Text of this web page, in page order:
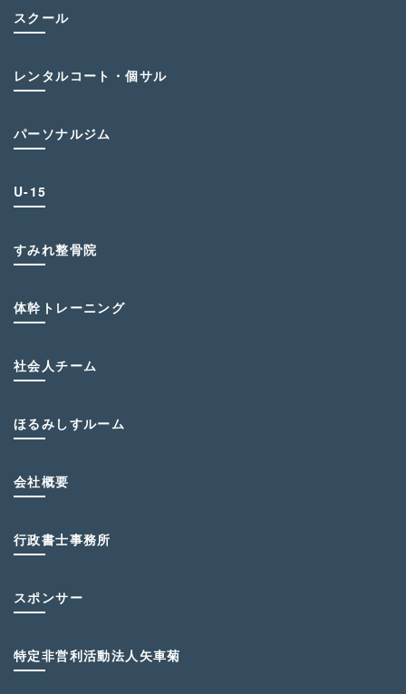
スクール
レンタルコート・個サル
パーソナルジム
U-15
すみれ整骨院
体幹トレーニング
社会人チーム
ほるみしすルーム
会社概要
行政書士事務所
スポンサー
特定非営利活動法人矢車菊